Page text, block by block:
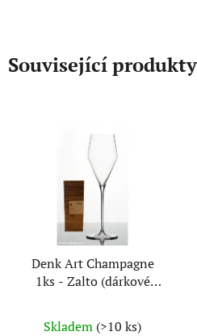
Související produkty
Denk Art Champagne
1ks - Zalto (dárkové
Skladem (>10 ks)